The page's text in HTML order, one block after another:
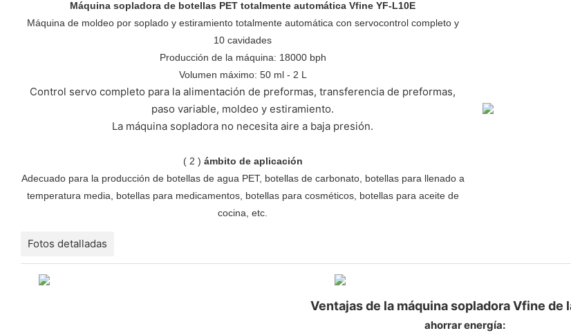
Máquina sopladora de botellas PET totalmente automática Vfine YF-L10E
Máquina de moldeo por soplado y estiramiento totalmente automática con servocontrol completo y
10 cavidades
Producción de la máquina: 18000 bph
Volumen máximo: 50 ml - 2 L
Control servo completo para la alimentación de preformas, transferencia de preformas,
paso variable, moldeo y estiramiento.
La máquina sopladora no necesita aire a baja presión.
(2 ) ámbito de aplicación
Adecuado para la producción de botellas de agua PET, botellas de carbonato, botellas para llenado a
temperatura media, botellas para medicamentos, botellas para cosméticos, botellas para aceite de
cocina, etc.
Fotos detalladas
Ventajas de la máquina sopladora Vfine de
ahorrar energía: